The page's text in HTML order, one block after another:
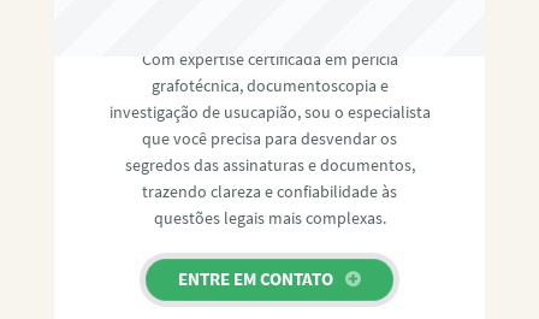
Com expertise certificada em perícia
grafotécnica, documentoscopia e
investigação de usucapião, sou o especialista
que você precisa para desvendar os
segredos das assinaturas e documentos,
trazendo clareza e confiabilidade às
questões legais mais complexas.
ENTRE EM CONTATO